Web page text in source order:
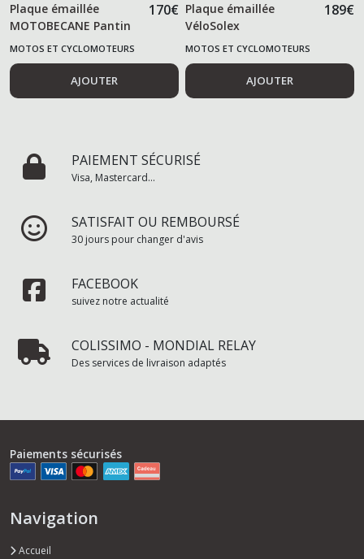
Plaque émaillée
MOTOBECANE Pantin
50 cm
170€
MOTOS ET CYCLOMOTEURS
AJOUTER
Plaque émaillée
VéloSolex
189€
MOTOS ET CYCLOMOTEURS
AJOUTER
PAIEMENT SÉCURISÉ
Visa, Mastercard...
SATISFAIT OU REMBOURSÉ
30 jours pour changer d'avis
FACEBOOK
suivez notre actualité
COLISSIMO - MONDIAL RELAY
Des services de livraison adaptés
Paiements sécurisés
Navigation
Accueil